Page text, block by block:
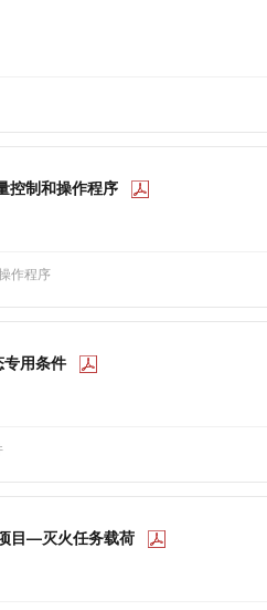
控制和操作程序
作程序
用条件
目—灭火任务载荷